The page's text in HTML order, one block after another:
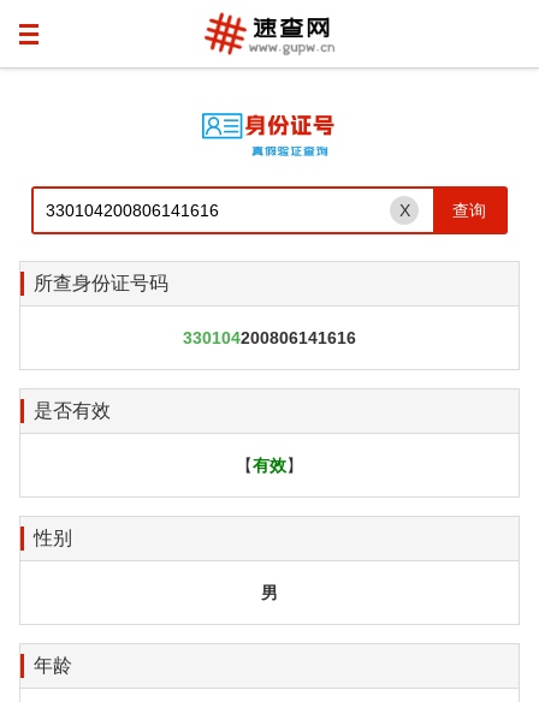
X
所查身份证号码
330104200806141616
是否有效
【有效】
性别
男
年龄